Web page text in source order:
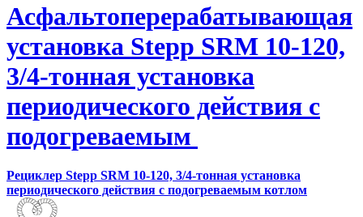
Асфальтоперерабатывающая
установка Stepp SRM 10-120,
3/4-тонная установка
периодического действия с
подогреваемым
Рециклер Stepp SRM 10-120, 3/4-тонная установка
периодического действия с подогреваемым котлом